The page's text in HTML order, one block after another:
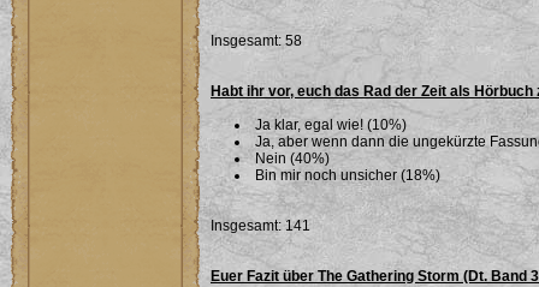
Insgesamt: 58
Habt ihr vor, euch das Rad der Zeit als Hörbuch
Ja klar, egal wie! (10%)
Ja, aber wenn dann die ungekürzte
Nein (40%)
Bin mir noch unsicher (18%)
Insgesamt: 141
Euer Fazit über The Gathering Storm (Dt. Band